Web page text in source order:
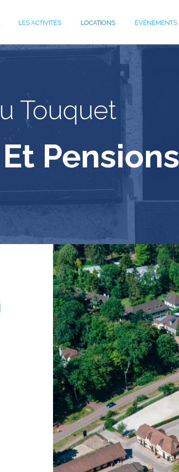
LES ACTIVITÉS LOCATIONS ÉVÈNEMENTS
Touquet
Pensions